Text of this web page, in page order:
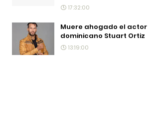
17:32:00
Muere ahogado el actor
dominicano Stuart Ortiz
13:19:00